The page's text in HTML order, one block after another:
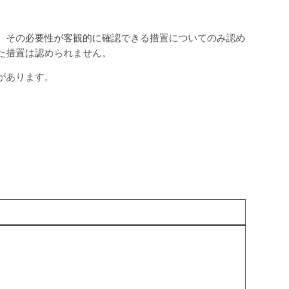
の必要性が客観的に確認できる措置についてのみ認め
置は認められません。
ります。